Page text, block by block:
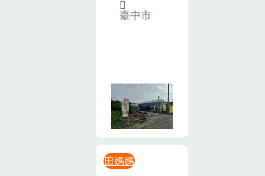
臺中市
田媽媽